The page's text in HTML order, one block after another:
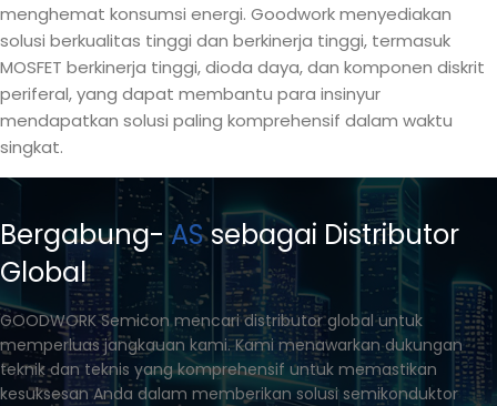
menghemat konsumsi energi. Goodwork menyediakan
solusi berkualitas tinggi dan berkinerja tinggi, termasuk
MOSFET berkinerja tinggi, dioda daya, dan komponen diskrit
periferal, yang dapat membantu para insinyur
mendapatkan solusi paling komprehensif dalam waktu
singkat.
Bergabung-ASsebagai Distributor
Global
GOODWORK Semicon mencari distributor global untuk
memperluas jangkauan kami. Kami menawarkan dukungan
teknik dan teknis yang komprehensif untuk memastikan
kesuksesan Anda dalam memberikan solusi semikonduktor